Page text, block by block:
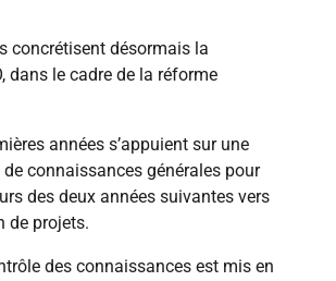
concrétisent désormais la
dans le cadre de la réforme
années s’appuient sur une
connaissances générales pour
des deux années suivantes vers
de projets.
des connaissances est mis en